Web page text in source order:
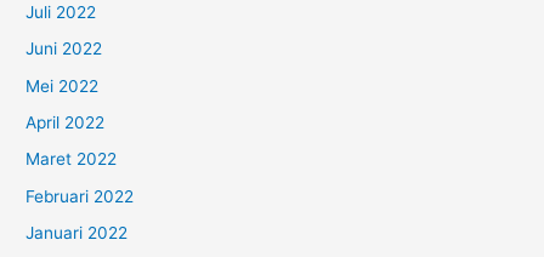
Juli 2022
Juni 2022
Mei 2022
April 2022
Maret 2022
Februari 2022
Januari 2022